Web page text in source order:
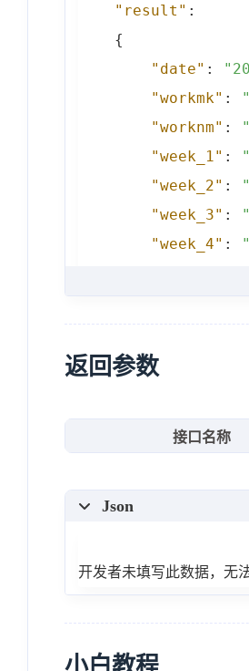
"result" :
{
"date" :
"workmk" :
"worknm" :
"week_1" :
"week_2" :
"week_3" :
"week_4" :
}
返回参数
接口名称
Json
开发者未填写此数据，无